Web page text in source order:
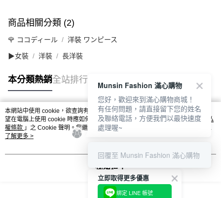
商品相關分類 (2)
🌹 ココディール 洋裝 ワンピース
▶女裝 洋裝 長洋裝
本分類熱銷全站排行
熱門標籤
本網站中使用 cookie，欲查詢有關本網站使用 cookie 方式之詳情，及若您不希
望在電腦上使用 cookie 時應如何變更電腦的 cookie 設定，請參閱本網站「
隱私
權條款 」之 Cookie 聲明。您繼續使用本網站即表示您同意本公司得按本網站使
用條款之 Cookie 聲明使用 cookie。
了解更多 >
我知道了
立即取得更多優惠
綁定 LINE 帳號
Munsin Fashion 滿心購物
您好，歡迎來到滿心購物商城！
有任何問題，請直接留下您的姓名
及聯絡電話，方便我們以最快速度
處理喔~
回覆至 Munsin Fashion 滿心購物